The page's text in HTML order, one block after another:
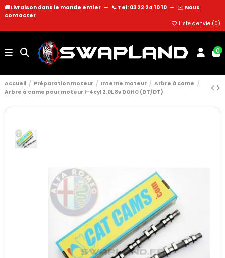
🚚 Livraison dans le monde entier — 📞 Tel: 03 22 24 10 10 — ✉️ Nous
contacter
Liste d'envie (0)
0
Accueil Préparation moteur Interne moteur
Arbre à came
Arbre à came pour moteur I-4cyl 2.0L 8v DOHC (DT/DT)